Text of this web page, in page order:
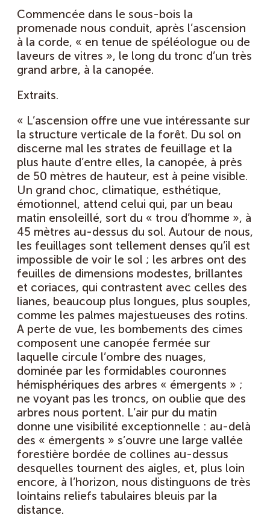
Commencée dans le sous-bois la
promenade nous conduit, après l’ascension
à la corde, « en tenue de spéléologue ou de
laveurs de vitres », le long du tronc d’un très
grand arbre, à la canopée.
Extraits.
« L’ascension offre une vue intéressante sur
la structure verticale de la forêt. Du sol on
discerne mal les strates de feuillage et la
plus haute d’entre elles, la canopée, à près
de 50 mètres de hauteur, est à peine visible.
Un grand choc, climatique, esthétique,
émotionnel, attend celui qui, par un beau
matin ensoleillé, sort du « trou d’homme », à
45 mètres au-dessus du sol. Autour de nous,
les feuillages sont tellement denses qu’il est
impossible de voir le sol ; les arbres ont des
feuilles de dimensions modestes, brillantes
et coriaces, qui contrastent avec celles des
lianes, beaucoup plus longues, plus souples,
comme les palmes majestueuses des rotins.
A perte de vue, les bombements des cimes
composent une canopée fermée sur
laquelle circule l’ombre des nuages,
dominée par les formidables couronnes
hémisphériques des arbres « émergents » ;
ne voyant pas les troncs, on oublie que des
arbres nous portent. L’air pur du matin
donne une visibilité exceptionnelle : au-delà
des « émergents » s’ouvre une large vallée
forestière bordée de collines au-dessus
desquelles tournent des aigles, et, plus loin
encore, à l’horizon, nous distinguons de très
lointains reliefs tabulaires bleuis par la
distance.